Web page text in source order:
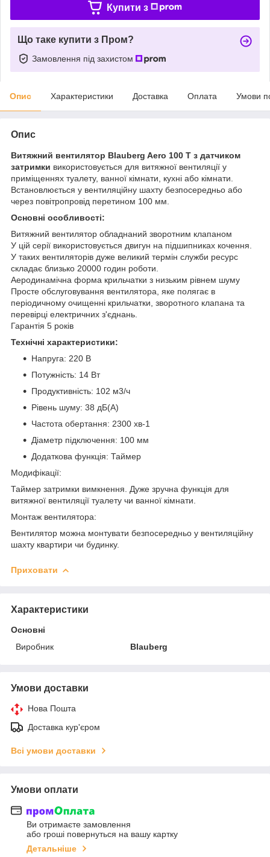
Купити з
Що таке купити з Пром?
Замовлення під захистом
Опис Характеристики Доставка Оплата Умови
Опис
Витяжний вентилятор Blauberg Aero 100 Т з датчиком
затримки використовується для витяжної вентиляції у
приміщеннях туалету, ванної кімнати, кухні або кімнати.
Встановлюється у вентиляційну шахту безпосередньо або
через повітропровід перетином 100 мм.
Основні особливості:
Витяжний вентилятор обладнаний зворотним клапаном
У цій серії використовується двигун на підшипниках кочення.
У таких вентиляторів дуже великий термін служби ресурс
складає близько 20000 годин роботи.
Аеродинамічна форма крильчатки з низьким рівнем шуму
Просте обслуговування вентилятора, яке полягає в
періодичному очищенні крильчатки, зворотного клапана та
перевірці електричних з'єднань.
Гарантія 5 років
Технічні характеристики:
Напруга: 220 В
Потужність: 14 Вт
Продуктивність: 102 м3/ч
Рівень шуму: 38 дБ(А)
Частота обертання: 2300 хв-1
Діаметр підключення: 100 мм
Додаткова функція: Таймер
Модифікації:
Таймер затримки вимкнення. Дуже зручна функція для
витяжної вентиляції туалету чи ванної кімнати.
Монтаж вентилятора:
Вентилятор можна монтувати безпосередньо у вентиляційну
шахту квартири чи будинку.
Приховати
Характеристики
Основні
Виробник
Blauberg
Умови доставки
Нова Пошта
Доставка кур'єром
Всі умови доставки
Умови оплати
Ви отримаєте замовлення
або гроші повернуться на вашу картку
Детальніше